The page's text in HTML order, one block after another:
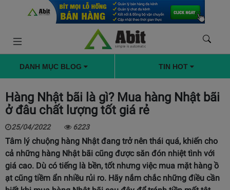
DANH MỤC BLOG TIN HOT
Hàng Nhật bãi là gì? Mua hàng Nhật bãi
ở đâu chất lượng tốt giá rẻ
25/04/2022 6223
Tâm lý chuộng hàng Nhật đang trở nên thái quá, khiến cho
cả những hàng Nhật bãi cũng được săn đón nhiệt tình với
giá cao. Dù có tiếng là bền, tốt nhưng việc mua mặt hàng ồ
ạt cũng tiềm ẩn nhiều rủi ro. Hãy nắm chắc những điều cần